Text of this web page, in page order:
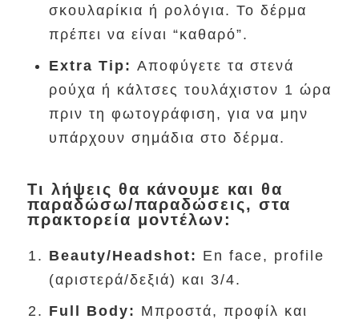
σκουλαρίκια ή ρολόγια. Το δέρμα
πρέπει να είναι “καθαρό”.
Extra Tip: Αποφύγετε τα στενά
ρούχα ή κάλτσες τουλάχιστον 1 ώρα
πριν τη φωτογράφιση, για να μην
υπάρχουν σημάδια στο δέρμα.
Τι λήψεις θα κάνουμε και θα
παραδώσω/παραδώσεις, στα
πρακτορεία μοντέλων:
Beauty/Headshot: En face, profile
(αριστερά/δεξιά) και 3/4.
Full Body: Μπροστά, προφίλ και